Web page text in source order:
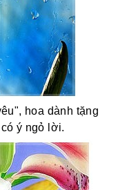
hoa dành tặng
ý ngỏ lời.